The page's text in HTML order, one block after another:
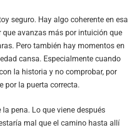
seguro. Hay algo coherente en esa
que avanzas más por intuición que
Pero también hay momentos en
cansa. Especialmente cuando
la historia y no comprobar, por
por la puerta correcta.
la pena. Lo que viene después
mal que el camino hasta allí